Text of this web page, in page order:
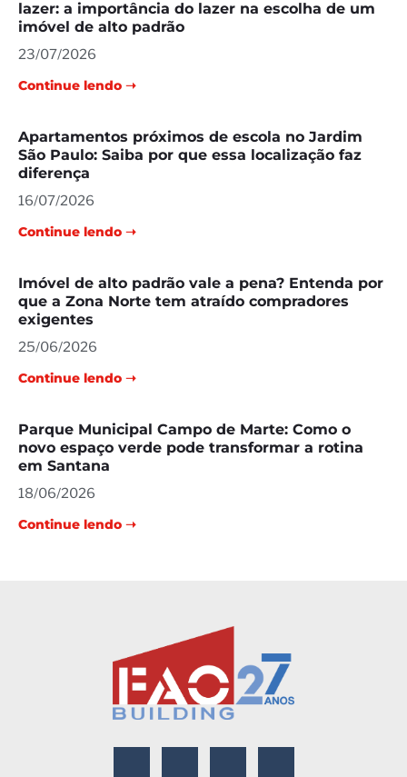
lazer: a importância do lazer na escolha de um
imóvel de alto padrão
23/07/2026
Continue lendo ➝
Apartamentos próximos de escola no Jardim
São Paulo: Saiba por que essa localização faz
diferença
16/07/2026
Continue lendo ➝
Imóvel de alto padrão vale a pena? Entenda por
que a Zona Norte tem atraído compradores
exigentes
25/06/2026
Continue lendo ➝
Parque Municipal Campo de Marte: Como o
novo espaço verde pode transformar a rotina
em Santana
18/06/2026
Continue lendo ➝